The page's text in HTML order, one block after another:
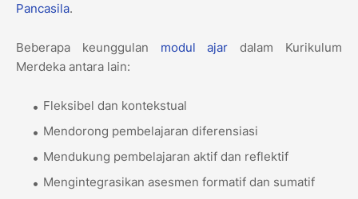
Pancasila.
Beberapa keunggulan modul ajar dalam Kurikulum
Merdeka antara lain:
Fleksibel dan kontekstual
Mendorong pembelajaran diferensiasi
Mendukung pembelajaran aktif dan reflektif
Mengintegrasikan asesmen formatif dan sumatif